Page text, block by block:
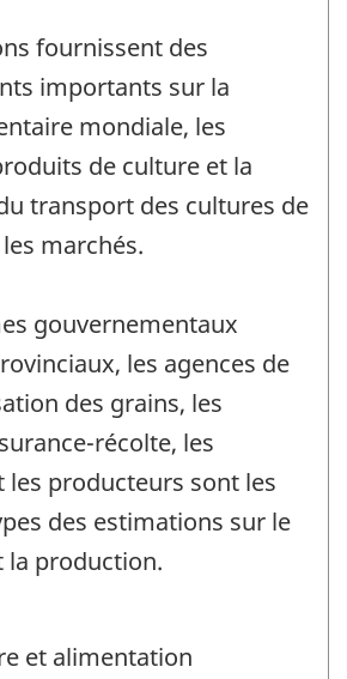
fournissent des
importants sur la
mondiale, les
de culture et la
transport des cultures de
marchés.
gouvernementaux
les agences de
des grains, les
récolte, les
les producteurs sont les
des estimations sur le
la production.
et alimentation